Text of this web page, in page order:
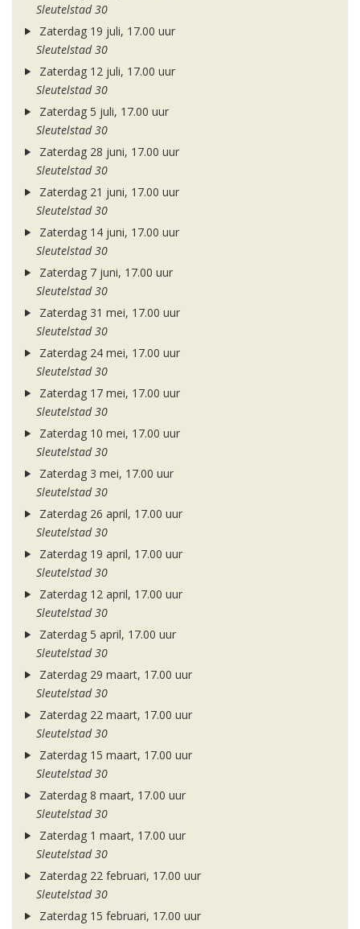
Sleutelstad 30
Zaterdag 19 juli, 17.00 uur
Sleutelstad 30
Zaterdag 12 juli, 17.00 uur
Sleutelstad 30
Zaterdag 5 juli, 17.00 uur
Sleutelstad 30
Zaterdag 28 juni, 17.00 uur
Sleutelstad 30
Zaterdag 21 juni, 17.00 uur
Sleutelstad 30
Zaterdag 14 juni, 17.00 uur
Sleutelstad 30
Zaterdag 7 juni, 17.00 uur
Sleutelstad 30
Zaterdag 31 mei, 17.00 uur
Sleutelstad 30
Zaterdag 24 mei, 17.00 uur
Sleutelstad 30
Zaterdag 17 mei, 17.00 uur
Sleutelstad 30
Zaterdag 10 mei, 17.00 uur
Sleutelstad 30
Zaterdag 3 mei, 17.00 uur
Sleutelstad 30
Zaterdag 26 april, 17.00 uur
Sleutelstad 30
Zaterdag 19 april, 17.00 uur
Sleutelstad 30
Zaterdag 12 april, 17.00 uur
Sleutelstad 30
Zaterdag 5 april, 17.00 uur
Sleutelstad 30
Zaterdag 29 maart, 17.00 uur
Sleutelstad 30
Zaterdag 22 maart, 17.00 uur
Sleutelstad 30
Zaterdag 15 maart, 17.00 uur
Sleutelstad 30
Zaterdag 8 maart, 17.00 uur
Sleutelstad 30
Zaterdag 1 maart, 17.00 uur
Sleutelstad 30
Zaterdag 22 februari, 17.00 uur
Sleutelstad 30
Zaterdag 15 februari, 17.00 uur